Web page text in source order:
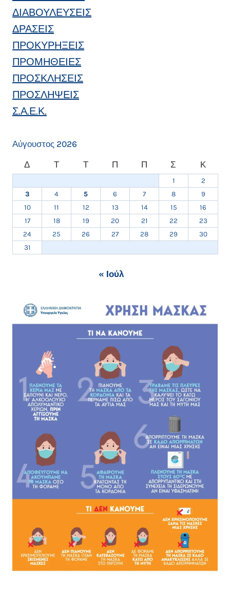
ΔΙΑΒΟΥΛΕΥΣΕΙΣ
ΔΡΑΣΕΙΣ
ΠΡΟΚΥΡΗΞΕΙΣ
ΠΡΟΜΗΘΕΙΕΣ
ΠΡΟΣΚΛΗΣΕΙΣ
ΠΡΟΣΛΗΨΕΙΣ
Σ.Α.Ε.Κ.
Αύγουστος 2026
Δ
Τ Τ Π Π Σ Κ
1
2
3
4 5 6 7 8
9
10
11 12 13 14 15
16
17
18 19 20 21 22
23
24
25 26 27 28 29
30
31
« Ιούλ